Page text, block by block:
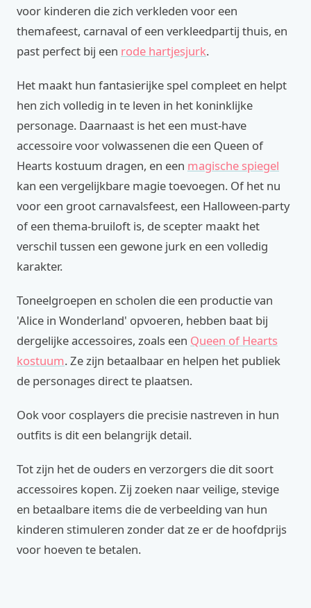
voor kinderen die zich verkleden voor een
themafeest, carnaval of een verkleedpartij thuis, en
past perfect bij een rode hartjesjurk.
Het maakt hun fantasierijke spel compleet en helpt
hen zich volledig in te leven in het koninklijke
personage. Daarnaast is het een must-have
accessoire voor volwassenen die een Queen of
Hearts kostuum dragen, en een magische spiegel
kan een vergelijkbare magie toevoegen. Of het nu
voor een groot carnavalsfeest, een Halloween-party
of een thema-bruiloft is, de scepter maakt het
verschil tussen een gewone jurk en een volledig
karakter.
Toneelgroepen en scholen die een productie van
'Alice in Wonderland' opvoeren, hebben baat bij
dergelijke accessoires, zoals een Queen of Hearts
kostuum. Ze zijn betaalbaar en helpen het publiek
de personages direct te plaatsen.
Ook voor cosplayers die precisie nastreven in hun
outfits is dit een belangrijk detail.
Tot zijn het de ouders en verzorgers die dit soort
accessoires kopen. Zij zoeken naar veilige, stevige
en betaalbare items die de verbeelding van hun
kinderen stimuleren zonder dat ze er de hoofdprijs
voor hoeven te betalen.